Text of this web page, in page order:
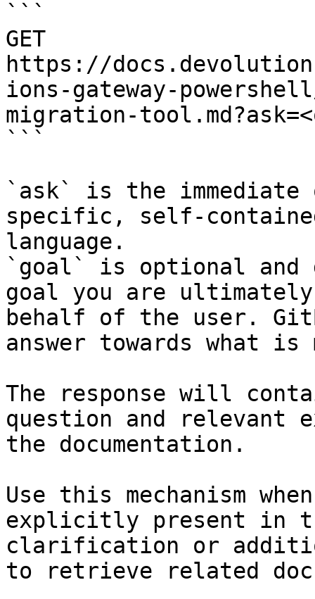
```
GET
https://
ions-gateway-
migration-
```
`ask` is the
specific, self-
language.
`goal` is optional and
goal you are
behalf of the user.
answer towards what
The response will
question and relevant
the documentation.
Use this mechanism
explicitly present in
clarification or